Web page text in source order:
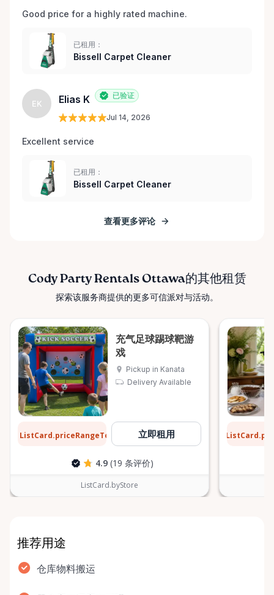
Good price for a highly rated machine.
已租用：
Bissell Carpet Cleaner
EK Elias K 已验证
Jul 14, 2026
Excellent service
已租用：
Bissell Carpet Cleaner
查看更多评论
Cody Party Rentals Ottawa的其他租赁
探索该服务商提供的更多可信派对与活动。
充气足球踢球靶游
戏
Pickup in Kanata
Delivery Available
ListCard.priceRangeTo 立即租用
4.9 (19 条评价)
ListCard.byStore
推荐用途
仓库物料搬运